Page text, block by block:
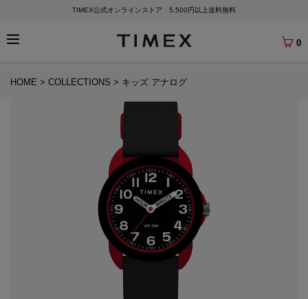
TIMEX公式オンラインストア 5,500円以上送料無料
0
HOME COLLECTIONS キッズ アナログ